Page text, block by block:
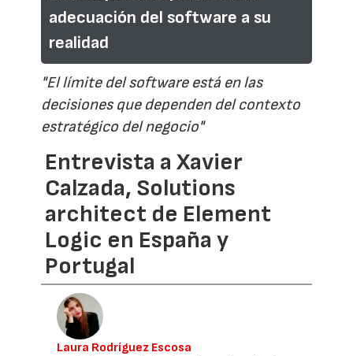
adecuación del software a su
realidad
"El límite del software está en las
decisiones que dependen del contexto
estratégico del negocio"
Entrevista a Xavier
Calzada, Solutions
architect de Element
Logic en España y
Portugal
Laura Rodríguez Escosa